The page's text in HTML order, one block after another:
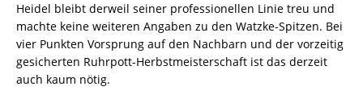
Heidel bleibt derweil seiner professionellen Linie treu und
machte keine weiteren Angaben zu den Watzke-Spitzen. Bei
vier Punkten Vorsprung auf den Nachbarn und der vorzeitig
gesicherten Ruhrpott-Herbstmeisterschaft ist das derzeit
auch kaum nötig.